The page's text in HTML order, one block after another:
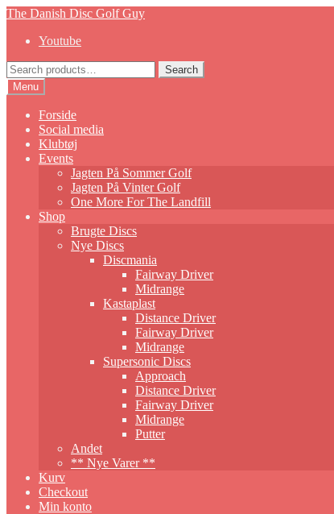
Skip
navigation
Skip
content
The Danish Disc Golf Guy
Youtube
Search
for:
Search
Menu
Forside
Social media
Klubtøj
Events
Jagten På Sommer Golf
Jagten På Vinter Golf
One More For The Landfill
Shop
Brugte Discs
Nye Discs
Discmania
Fairway Driver
Midrange
Kastaplast
Distance Driver
Fairway Driver
Midrange
Supersonic Discs
Approach
Distance Driver
Fairway Driver
Midrange
Putter
Andet
** Nye Varer **
Kurv
Checkout
Min konto